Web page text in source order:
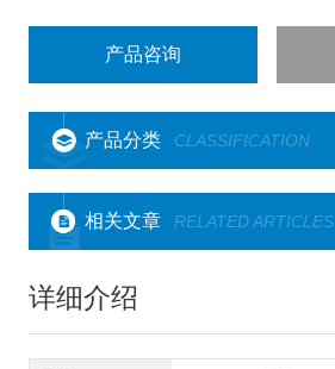
产品咨询
产品分类 CLASSIFICATION
相关文章 RELATED ARTICLES
详细介绍